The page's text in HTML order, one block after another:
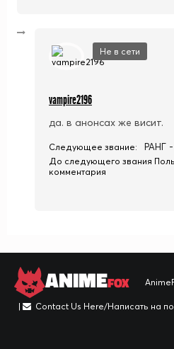
Не в сети
vampire2196
да. в анонсах же висит.
Следующее звание: РАНГ
До следующего звания
комментария
ANIMEFOX
| Contact Us Here/Написать на